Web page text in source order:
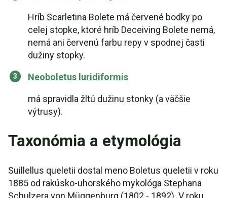
Hríb Scarletina Bolete má červené bodky po
celej stopke, ktoré hríb Deceiving Bolete nemá,
nemá ani červenú farbu repy v spodnej časti
dužiny stopky.
Neoboletus luridiformis
má spravidla žltú dužinu stonky (a väčšie
výtrusy).
Taxonómia a etymológia
Suillellus queletii dostal meno Boletus queletii v roku
1885 od rakúsko-uhorského mykológa Stephana
Schulzera von Müggenburg (1802 - 1892). V roku